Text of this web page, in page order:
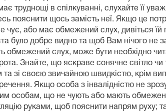
труднощі в спілкуванні, слухайте її
пояснити щось замість неї. Якщо це
або має обмежений слух, дивіться їй
було добре видно та щоб Вам нічого не
слух, може бути необхідно
Знайте, що яскраве сонячне світло
та зі своєю звичайною швидкістю, крім
речення. Якщо особа з інвалідністю не
особам, що не чують або мають
руками, щоб пояснити напрям руху;